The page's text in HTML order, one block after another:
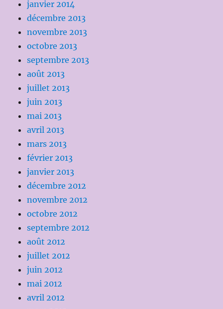
janvier 2014
décembre 2013
novembre 2013
octobre 2013
septembre 2013
août 2013
juillet 2013
juin 2013
mai 2013
avril 2013
mars 2013
février 2013
janvier 2013
décembre 2012
novembre 2012
octobre 2012
septembre 2012
août 2012
juillet 2012
juin 2012
mai 2012
avril 2012